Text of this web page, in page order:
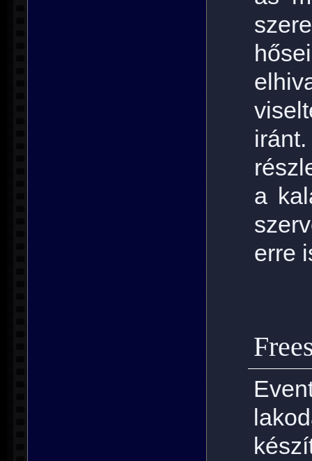
a
erre